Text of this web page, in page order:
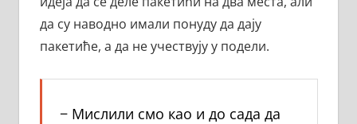
да су наводно имали понуду да дају
пакетиће, а да не учествују у подели.
− Мислили смо као и до сада да